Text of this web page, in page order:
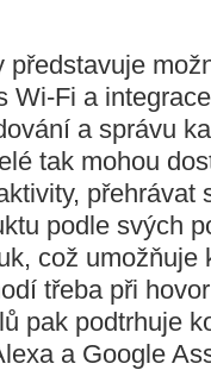
Wi-Fi a
a správu
tak mohou
přehrávat
podle svých
což umožňuje
třeba při
pak podtrhuje
a Google